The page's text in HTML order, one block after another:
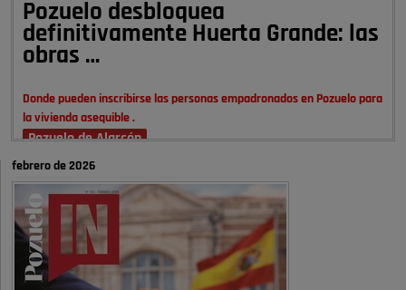
Pozuelo desbloquea
definitivamente Huerta Grande: las
obras …
Donde pueden inscribirse las personas empadronados en Pozuelo para
la vivienda asequible .
Pozuelo de Alarcón
Pozuelo desbloquea
definitivamente Huerta Grande: las
obras …
También pienso que si no fuéramos tan sucios no haría falta denunciar
nada
febrero de 2026